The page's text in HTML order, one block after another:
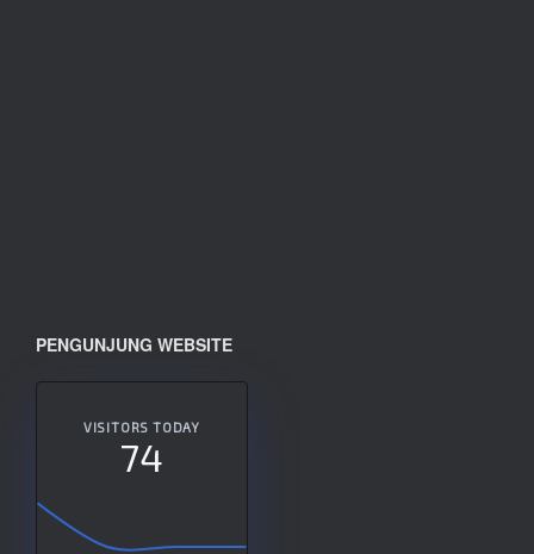
PENGUNJUNG WEBSITE
VISITORS TODAY
74